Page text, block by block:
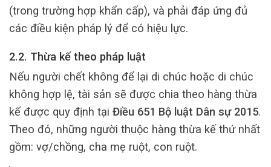
(trong trường hợp khẩn cấp), và phải đáp ứng đủ
các điều kiện pháp lý để có hiệu lực.
2.2. Thừa kế theo pháp luật
Nếu người chết không để lại di chúc hoặc di chúc
không hợp lệ, tài sản sẽ được chia theo hàng thừa
kế được quy định tại Điều 651 Bộ luật Dân sự 2015.
Theo đó, những người thuộc hàng thừa kế thứ nhất
gồm: vợ/chồng, cha mẹ ruột, con ruột.